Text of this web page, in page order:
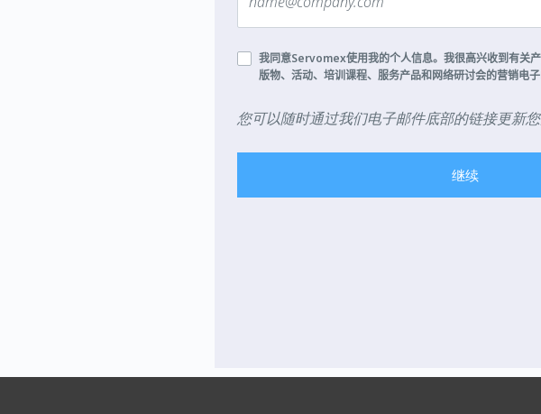
我同意Servomex使用我的个人信息。我很高兴收到有关产
版物、活动、培训课程、服务产品和网络研讨会的营销电子
您可以随时通过我们电子邮件底部的链接更新您
继续